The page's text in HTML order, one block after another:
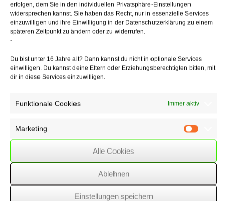
erfolgen, dem Sie in den individuellen Privatsphäre-Einstellungen
widersprechen kannst. Sie haben das Recht, nur in essenzielle Services
einzuwilligen und ihre Einwilligung in der Datenschutzerklärung zu einem
späteren Zeitpunkt zu ändern oder zu widerrufen.
-
Du bist unter 16 Jahre alt? Dann kannst du nicht in optionale Services
einwilligen. Du kannst deine Eltern oder Erziehungsberechtigten bitten, mit
dir in diese Services einzuwilligen.
Funktionale Cookies Immer aktiv
Marketing
Alle Cookies
Ablehnen
Einstellungen speichern
Eindruck macht.
Dazu reicht die Erklärung des Arbeitnehmers. Einer Bescheinigung
über
die Arbeitsfähigkeit bedarf es nicht. Hat der Arbeitgeber Zweifel, muss
ärztliche
Bescheinigung, die die Arbeitsfähigkeit bestätigt, ist ratsam.
wssk-admin
RelatedPosts